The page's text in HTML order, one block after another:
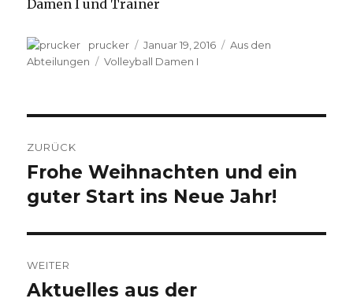
Damen I und Trainer
Autor
prucker
Veröffentlicht
am
Januar 19, 2016 Kategorien
Aus den
Abteilungen
Schlagwörter
Volleyball Damen I
ZURÜCK
Vorheriger
Beitrag:
Frohe Weihnachten und ein
guter Start ins Neue Jahr!
WEITER
Nächster
Aktuelles aus der